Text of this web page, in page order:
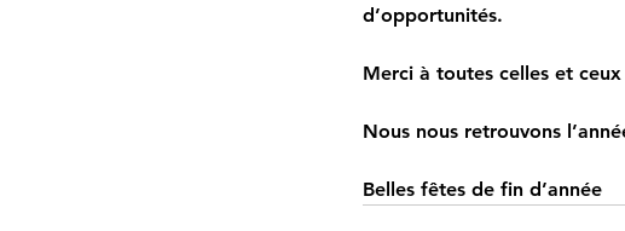
d’opportunités.
Merci à toutes celles et
Nous nous retrouvons
Belles fêtes de fin d’année